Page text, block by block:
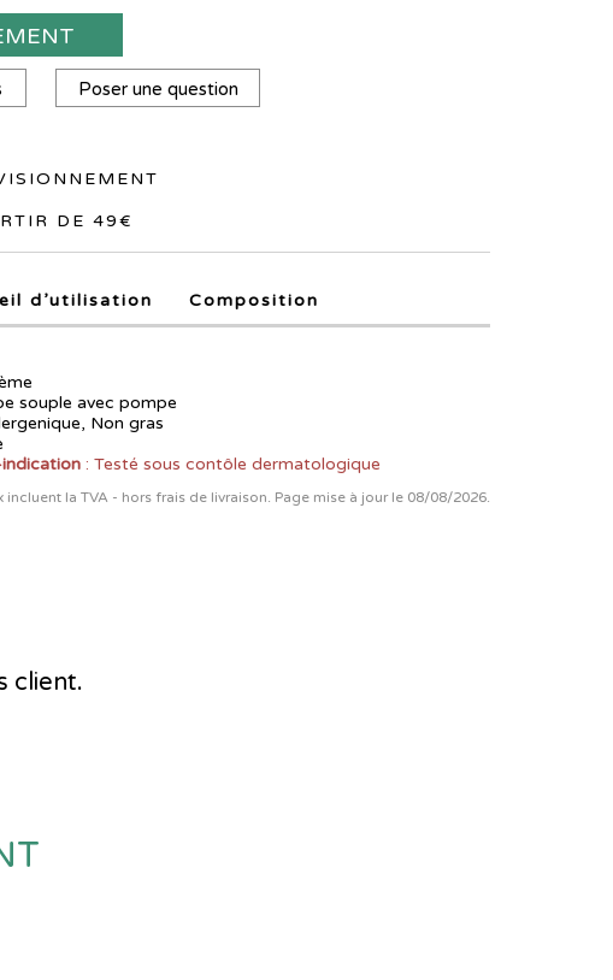
Poser une question
DE 49€
d’utilisation Composition
souple avec pompe
Non gras
: Testé sous contôle dermatologique
incluent la TVA - hors frais de livraison. Page mise à jour le 08/08/2026.
client.